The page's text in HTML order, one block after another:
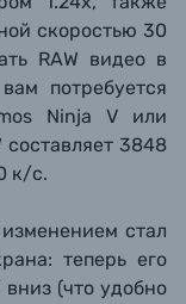
скоростью 30
RAW видео в
потребуется
Ninja V или
составляет3848
к/с.
стал
теперь его
(что удобно